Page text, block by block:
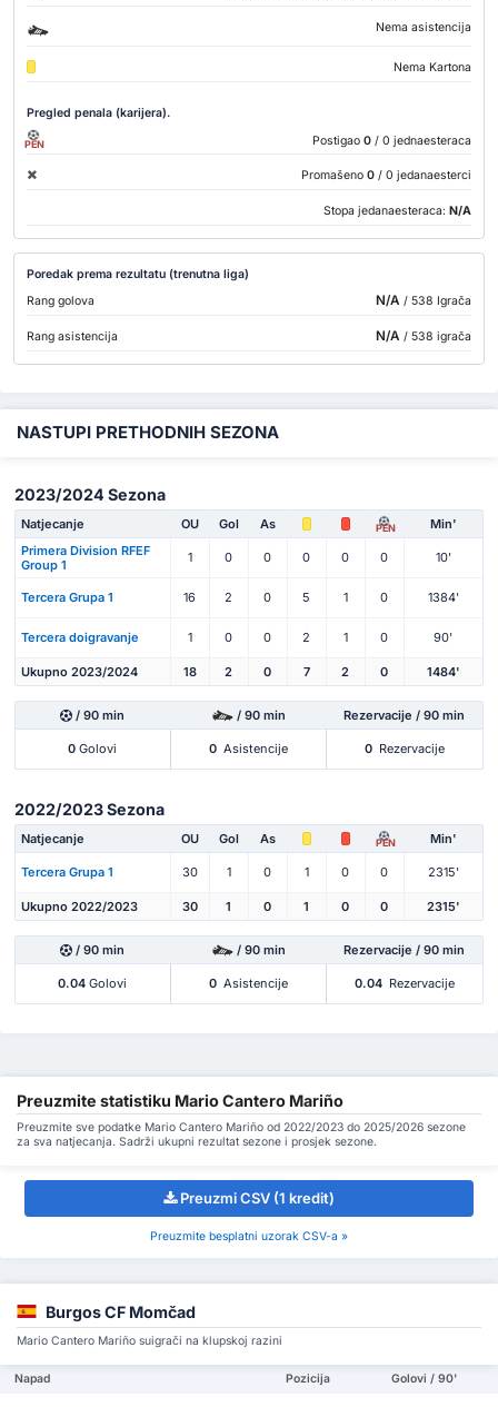
Nema asistencija
Nema Kartona
Pregled penala (karijera).
PEN Postigao 0 / 0 jednaesteraca
Promašeno 0 / 0 jedanaesterci
Stopa jedanaesteraca: N/A
Poredak prema rezultatu (trenutna liga)
Rang golova
N/A / 538 Igrača
Rang asistencija N/A / 538 igrača
NASTUPI PRETHODNIH SEZONA
2023/2024 Sezona
Natjecanje OU Gol As PEN
Min'
Primera Division RFEF
Group 1
1 0 0 0 0 0 10'
Tercera Grupa 1 16 2 0 5 1 0 1384'
Tercera doigravanje 1 0 0 2 1 0 90'
Ukupno 2023/2024 18 2 0 7 2 0 1484'
/ 90 min / 90 min Rezervacije / 90 min
0 Golovi 0 Asistencije 0 Rezervacije
2022/2023 Sezona
Natjecanje OU Gol As PEN Min'
Tercera Grupa 1 30 1 0 1 0 0 2315'
Ukupno 2022/2023 30 1 0 1 0 0 2315'
/ 90 min / 90 min Rezervacije / 90 min
0.04 Golovi 0 Asistencije 0.04 Rezervacije
Preuzmite statistiku Mario Cantero Mariño
Preuzmite sve podatke Mario Cantero Mariño od 2022/2023 do 2025/2026 sezone
za sva natjecanja. Sadrži ukupni rezultat sezone i prosjek sezone.
Preuzmi CSV (1 kredit)
Preuzmite besplatni uzorak CSV-a »
Burgos CF Momčad
Mario Cantero Mariño suigrači na klupskoj razini
Napad Pozicija Golovi / 90'